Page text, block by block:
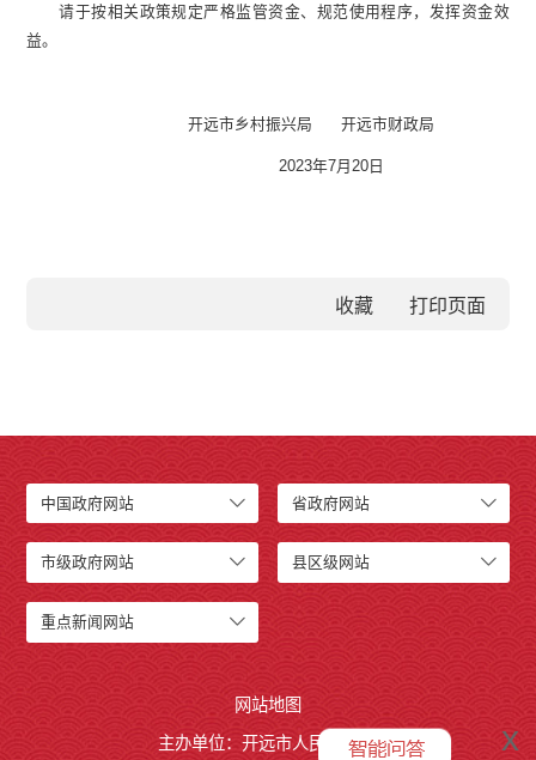
请于按相关政策规定严格监管资金、规范使用程序，发挥资金效
益。
开远市乡村振兴局 开远市财政局
2023年7月20日
收藏
中国政府网站 省政府网站
市级政府网站 县区级网站
重点新闻网站
网站地图
主办单位：开远市人民政府
x